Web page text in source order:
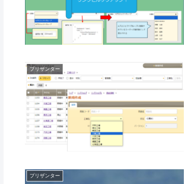
プリザンター
プリザンター